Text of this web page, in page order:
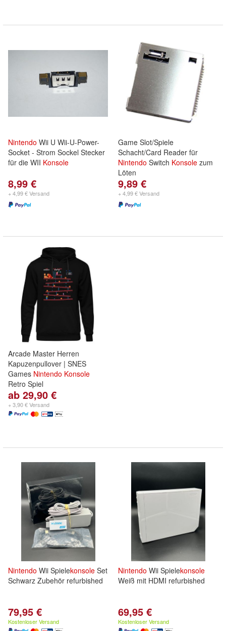
Nintendo Wii U Wii-U-Power-
Socket - Strom Sockel Stecker
für die WII Konsole
8,99 €
+ 4,99 € Versand
Game Slot/Spiele
Schacht/Card Reader für
Nintendo Switch Konsole zum
Löten
9,89 €
+ 4,99 € Versand
Arcade Master Herren
Kapuzenpullover | SNES
Games Nintendo Konsole
Retro Spiel
ab 29,90 €
+ 3,90 € Versand
Nintendo Wii Spielekonsole Set
Schwarz Zubehör refurbished
79,95 €
Kostenloser Versand
Nintendo Wii Spielekonsole
Weiß mit HDMI refurbished
69,95 €
Kostenloser Versand